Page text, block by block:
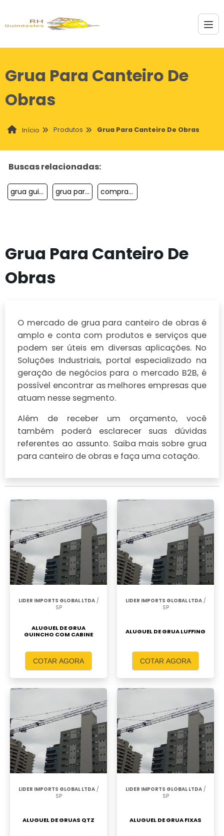
Grua Para Canteiro De
Obras
Início Produtos Grua Para Canteiro De Obras
Buscas relacionadas:
grua guincho importadora grua para obras com içamento rápido compra de grua luffing
Grua Para Canteiro De
Obras
O mercado de grua para canteiro de obras é
amplo e conta com produtos e serviços que
podem ser úteis em diversas aplicações. No
Soluções Industriais, portal especializado na
geração de negócios para o mercado B2B, é
possível encontrar as melhores empresas que
atuam nesse segmento.
Além de receber um orçamento, você
também poderá esclarecer suas dúvidas
referentes ao assunto. Saiba mais sobre grua
para canteiro de obras e faça uma cotação.
LIDER IMPORTS GLOBAL LTDA/
SP
ALUGUEL DE GRUA
GUINCHO COM CABINE
COTAR AGORA
LIDER IMPORTS GLOBAL LTDA/
SP
ALUGUEL DE GRUA LUFFING
COTAR AGORA
LIDER IMPORTS GLOBAL LTDA/
SP
ALUGUEL DE GRUAS QTZ
LIDER IMPORTS GLOBAL LTDA/
SP
ALUGUEL DE GRUA FIXAS